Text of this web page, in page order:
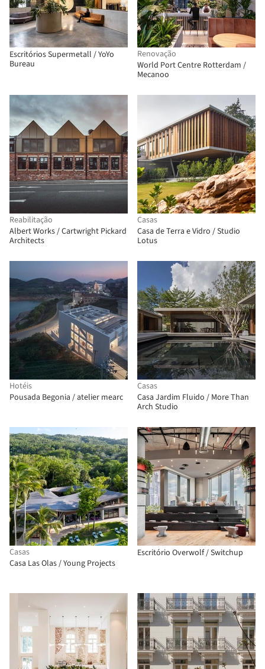
Escritórios Supermetall / YoYo
Bureau
Renovação
World Port Centre Rotterdam /
Mecanoo
Reabilitação
Albert Works / Cartwright Pickard
Architects
Casas
Casa de Terra e Vidro / Studio
Lotus
Hotéis
Pousada Begonia / atelier mearc
Casas
Casa Jardim Fluido / More Than
Arch Studio
Casas
Casa Las Olas / Young Projects
Escritório Overwolf / Switchup